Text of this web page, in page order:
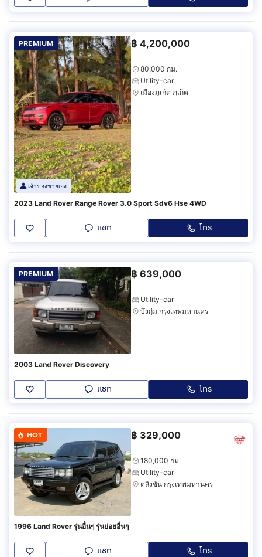
PREMIUM
เจ้าของขายเอง
฿ 4,200,000
80,000 กม.
Utility-car
เมืองภูเก็ต ภูเก็ต
2023 Land Rover Range Rover 3.0 Sport Sdv6 Hse 4WD
แชท โทร
PREMIUM ฿ 639,000
Utility-car
บึงกุ่ม กรุงเทพมหานคร
2003 Land Rover Discovery
แชท โทร
HOT ฿ 329,000
180,000 กม.
Utility-car
ตลิ่งชัน กรุงเทพมหานคร
1996 Land Rover รุ่นอื่นๆ รุ่นย่อยอื่นๆ
แชท โทร